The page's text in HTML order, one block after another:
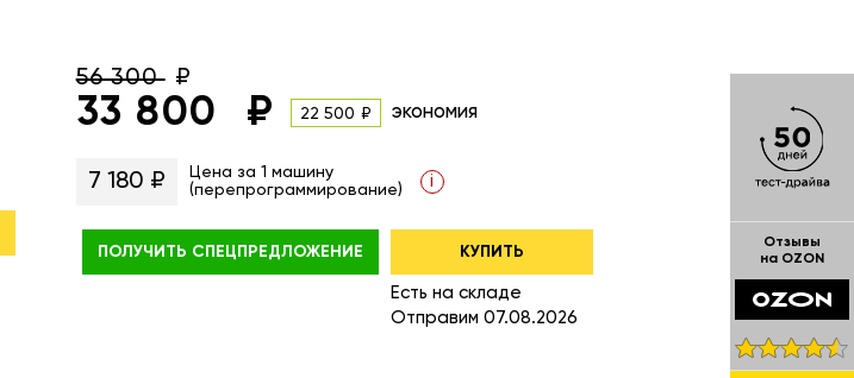
56 300
33 800 22 500 экономия
7 180 ₽
Цена за 1 машину
(перепрограммирование)
i
ПОЛУЧИТЬ СПЕЦПРЕДЛОЖЕНИЕ КУПИТЬ
Есть на складе
Отправим 07.08.2026
Отзывы
на OZON